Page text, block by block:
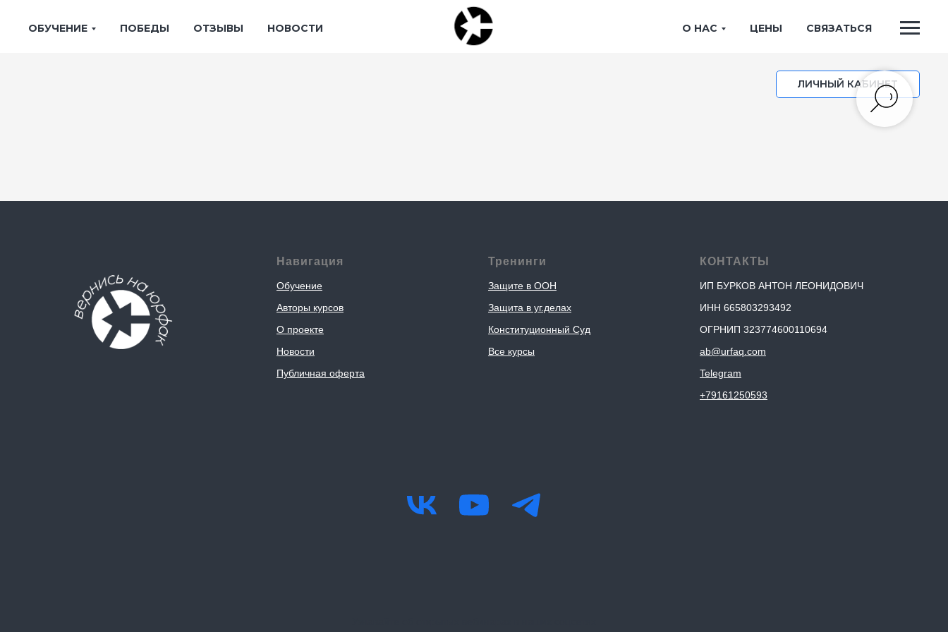
ОБУЧЕНИЕ ПОБЕДЫ ОТЗЫВЫ НОВОСТИ О НАС ЦЕНЫ СВЯЗАТЬСЯ
ЛИЧНЫЙ КАБИНЕТ
Навигация
Обучение
Авторы курсов
О проекте
Новости
Публичная оферта
Тренинги
Защите в ООН
Защита в уг.делах
Конституционный Суд
Все курсы
КОНТАКТЫ
ИП БУРКОВ АНТОН ЛЕОНИДОВИЧ
ИНН 665803293492
ОГРНИП 323774600110694
ab@urfaq.com
Telegram
+79161250593